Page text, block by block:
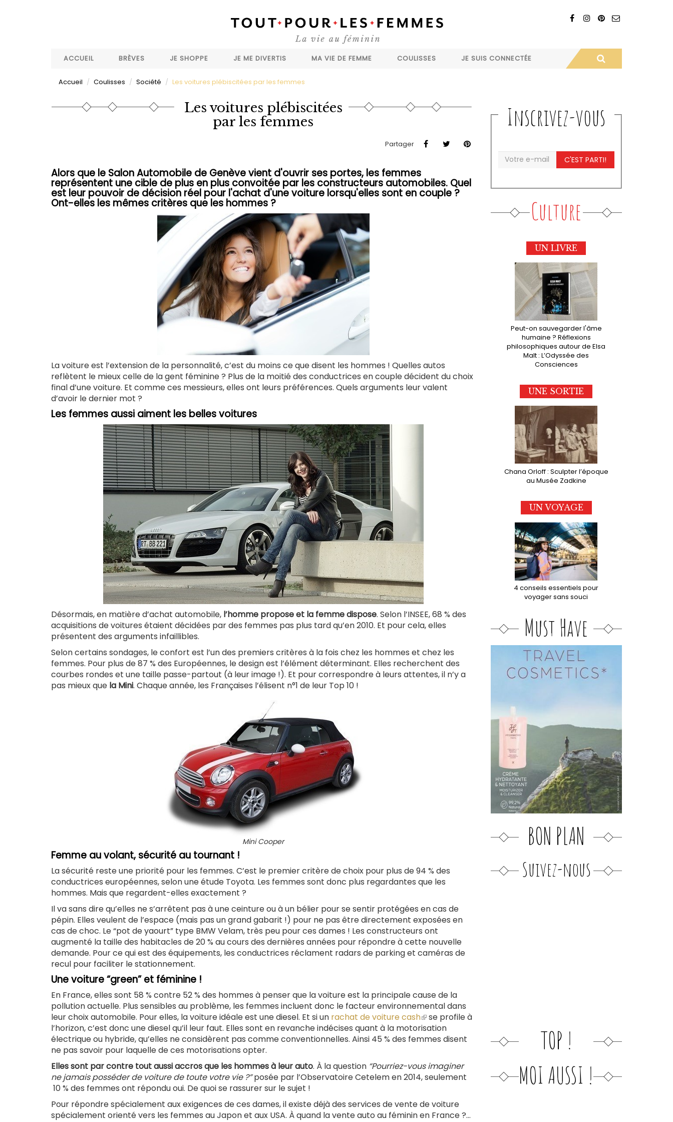
ACCUEIL
BRÈVES JE SHOPPE JE ME DIVERTIS MA VIE DE FEMME COULISSES JE SUIS CONNECTÉE
Accueil Coulisses Société Les voitures plébiscitées par les femmes
Les voitures plébiscitées
par les femmes
Partager
Alors que le Salon Automobile de Genève vient d'ouvrir ses portes, les femmes
représentent une cible de plus en plus convoitée par les constructeurs automobiles. Quel
est leur pouvoir de décision réel pour l'achat d'une voiture lorsqu'elles sont en couple ?
Ont-elles les mêmes critères que les hommes ?
La voiture est l’extension de la personnalité, c’est du moins ce que disent les hommes ! Quelles autos
reflètent le mieux celle de la gent féminine ? Plus de la moitié des conductrices en couple décident du choix
final d’une voiture. Et comme ces messieurs, elles ont leurs préférences. Quels arguments leur valent
d’avoir le dernier mot ?
Les femmes aussi aiment les belles voitures
Désormais, en matière d’achat automobile, l’homme propose et la femme dispose. Selon l’INSEE, 68 % des
acquisitions de voitures étaient décidées par des femmes pas plus tard qu’en 2010. Et pour cela, elles
présentent des arguments infaillibles.
Selon certains sondages, le confort est l’un des premiers critères à la fois chez les hommes et chez les
femmes. Pour plus de 87 % des Européennes, le design est l’élément déterminant. Elles recherchent des
courbes rondes et une taille passe-partout (à leur image !). Et pour correspondre à leurs attentes, il n’y a
pas mieux que la Mini. Chaque année, les Françaises l’élisent n°1 de leur Top 10 !
Mini Cooper
Femme au volant, sécurité au tournant !
La sécurité reste une priorité pour les femmes. C’est le premier critère de choix pour plus de 94 % des
conductrices européennes, selon une étude Toyota. Les femmes sont donc plus regardantes que les
hommes. Mais que regardent-elles exactement ?
Il va sans dire qu’elles ne s’arrêtent pas à une ceinture ou à un bélier pour se sentir protégées en cas de
pépin. Elles veulent de l’espace (mais pas un grand gabarit !) pour ne pas être directement exposées en
cas de choc. Le “pot de yaourt” type BMW Velam, très peu pour ces dames ! Les constructeurs ont
augmenté la taille des habitacles de 20 % au cours des dernières années pour répondre à cette nouvelle
demande. Pour ce qui est des équipements, les conductrices réclament radars de parking et caméras de
recul pour faciliter le stationnement.
Une voiture “green” et féminine !
En France, elles sont 58 % contre 52 % des hommes à penser que la voiture est la principale cause de la
pollution actuelle. Plus sensibles au problème, les femmes incluent donc le facteur environnemental dans
leur choix automobile. Pour elles, la voiture idéale est une diesel. Et si un rachat de voiture cash(le
lien
est
se profile à
l’horizon, c’est donc une diesel qu’il leur faut. Elles sont en revanche indécises quant à la motorisation
électrique ou hybride, qu’elles ne considèrent pas comme conventionnelles. Ainsi 45 % des femmes disent
ne pas savoir pour laquelle de ces motorisations opter.
Elles sont par contre tout aussi accros que les hommes à leur auto. À la question “Pourriez-vous imaginer
ne jamais posséder de voiture de toute votre vie ?”posée par l’Observatoire Cetelem en 2014, seulement
10 % des femmes ont répondu oui. De quoi se rassurer sur le sujet !
Pour répondre spécialement aux exigences de ces dames, il existe déjà des services de vente de voiture
spécialement orienté vers les femmes au Japon et aux USA. À quand la vente auto au féminin en France ?...
Inscrivez-vous
C'EST PARTI!
Culture
UN LIVRE
Peut-on sauvegarder l'âme
humaine ? Réflexions
philosophiques autour de Elsa
Malt : L’Odyssée des
Consciences
UNE SORTIE
Chana Orloff : Sculpter l’époque
au Musée Zadkine
UN VOYAGE
4 conseils essentiels pour
voyager sans souci
Must Have
BON PLAN
Suivez-nous
TOP !
MOI AUSSI !